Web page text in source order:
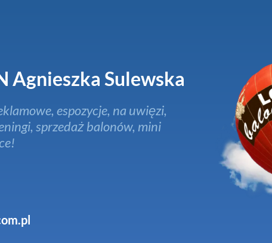
Agnieszka Sulewska
espozycje, na uwięzi,
sprzedaż balonów, mini